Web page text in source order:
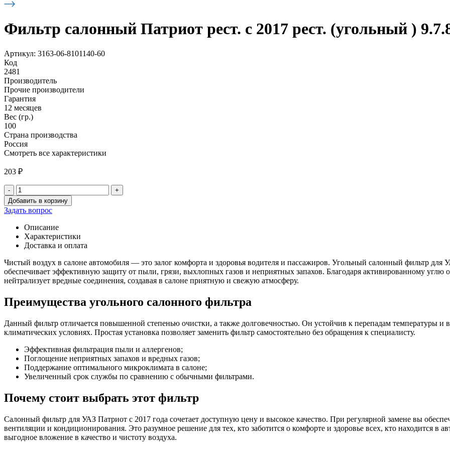
Фильтр салонный Патриот рест. с 2017 рест. (угольный )
Артикул: 3163-06-8101140-60
Код
2481
Производитель
Прочие производители
Гарантия
12 месяцев
Вес (гр.)
100
Страна производства
Россия
Смотреть все характеристики
203 ₽
- +
Количество
товара
Фильтр
салонный
Патриот
рест.
2017
рест.
(угольный
9.7.899
К
Добавить в корзину
Задать вопрос
Описание
Характеристики
Доставка и оплата
Чистый воздух в салоне автомобиля — это залог комфорта и здоровья водителя и пассажиров. Угольный салонный фильтр
обеспечивает эффективную защиту от пыли, грязи, выхлопных газов и неприятных запахов. Благодаря активированному углю
нейтрализует вредные соединения, создавая в салоне приятную и свежую атмосферу.
Преимущества угольного салонного фильтра
Данный фильтр отличается повышенной степенью очистки, а также долговечностью. Он устойчив к перепадам температуры и
климатических условиях. Простая установка позволяет заменить фильтр самостоятельно без обращения к специалисту.
Эффективная фильтрация пыли и аллергенов;
Поглощение неприятных запахов и вредных газов;
Поддержание оптимального микроклимата в салоне;
Увеличенный срок службы по сравнению с обычными фильтрами.
Почему стоит выбрать этот фильтр
Салонный фильтр для УАЗ Патриот с 2017 года сочетает доступную цену и высокое качество. При регулярной замене вы
вентиляции и кондиционирования. Это разумное решение для тех, кто заботится о комфорте и здоровье всех, кто находится в
выгодное вложение в качество и чистоту воздуха.